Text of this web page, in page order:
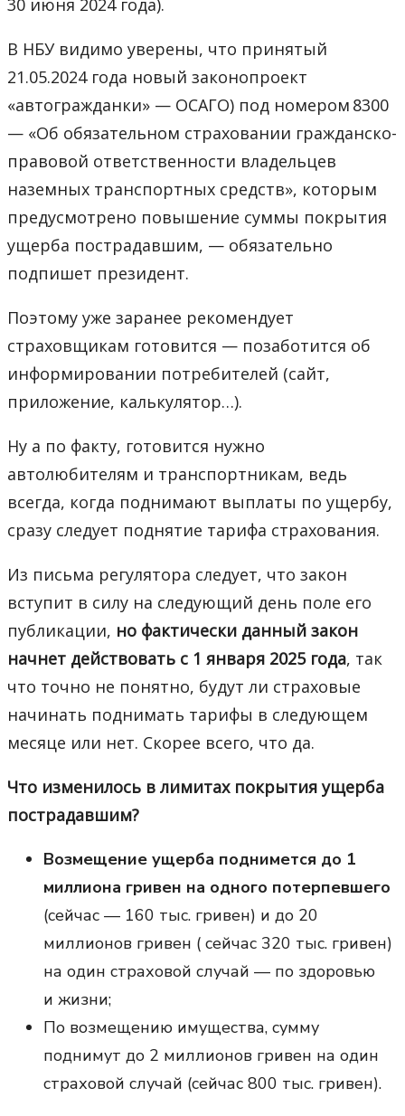
30 июня 2024 года).
В НБУ видимо уверены, что принятый
21.05.2024 года новый законопроект
«автогражданки» — ОСАГО) под номером 8300
— «Об обязательном страховании гражданско-
правовой ответственности владельцев
наземных транспортных средств», которым
предусмотрено повышение суммы покрытия
ущерба пострадавшим, — обязательно
подпишет президент.
Поэтому уже заранее рекомендует
страховщикам готовится — позаботится об
информировании потребителей (сайт,
приложение, калькулятор…).
Ну а по факту, готовится нужно
автолюбителям и транспортникам, ведь
всегда, когда поднимают выплаты по ущербу,
сразу следует поднятие тарифа страхования.
Из письма регулятора следует, что закон
вступит в силу на следующий день поле его
публикации, но фактически данный закон
начнет действовать с 1 января 2025 года, так
что точно не понятно, будут ли страховые
начинать поднимать тарифы в следующем
месяце или нет. Скорее всего, что да.
Что изменилось в лимитах покрытия ущерба
пострадавшим?
Возмещение ущерба поднимется до 1
миллиона гривен на одного потерпевшего
(сейчас — 160 тыс. гривен) и до 20
миллионов гривен ( сейчас 320 тыс. гривен)
на один страховой случай — по здоровью
и жизни;
По возмещению имущества, сумму
поднимут до 2 миллионов гривен на один
страховой случай (сейчас 800 тыс. гривен).